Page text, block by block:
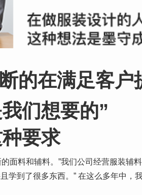
的在满足客户
们想要的”
要求
面料和辅料。”我们公司经营服装辅
学到了很多东西。” 在这么多年中，